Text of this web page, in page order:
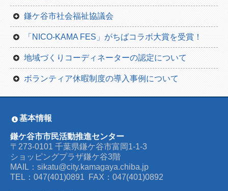
お知らせ
助成金情報
鎌ケ谷市社会福祉協議会
「NICO-KAMA FES」がちばコラボ大賞を受賞！
地域づくりコーディネーターの認定について
ボランティア休暇制度の導入事例について
基本情報
鎌ケ谷市市民活動推進センター
〒273-0101 千葉県鎌ケ谷市富岡1-1-3
ショッピングプラザ鎌ケ谷3階
MAIL：sikatu@city.kamagaya.chiba.jp
TEL：047(401)0891 FAX：047(401)0892